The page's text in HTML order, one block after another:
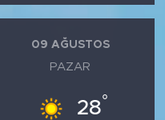
09 AĞUSTOS
PAZAR
28°